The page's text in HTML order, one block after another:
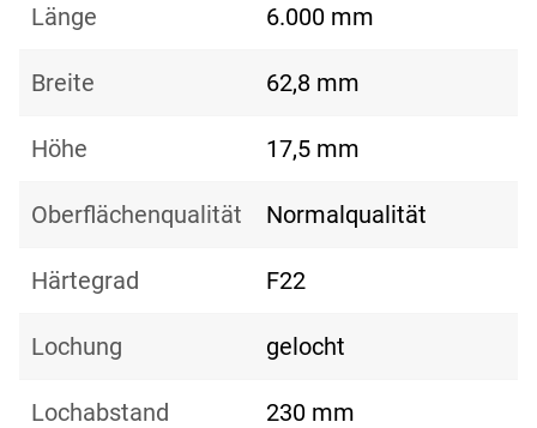
Länge 6.000 mm
Breite 62,8 mm
Höhe 17,5 mm
Oberflächenqualität Normalqualität
Härtegrad F22
Lochung gelocht
Lochabstand 230 mm